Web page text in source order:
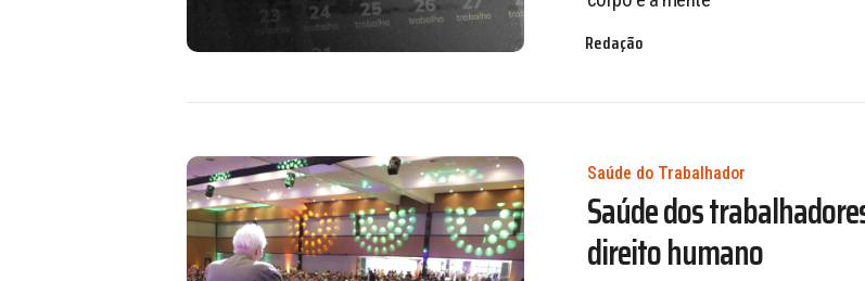
Redação
Saúde do Trabalhador
Saúde dos
direito humano